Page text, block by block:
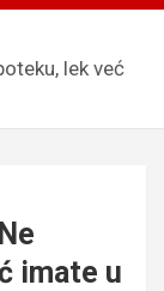
lek već
imate u